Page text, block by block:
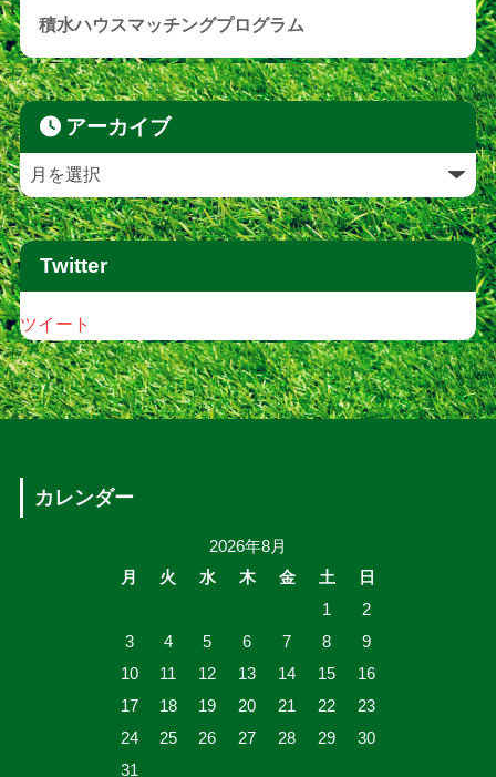
積水ハウスマッチングプログラム
アーカイブ
Twitter
ツイート
カレンダー
2026年8月
月
火 水 木 金 土
日
1
2
3
4 5 6 7 8
9
10
11 12 13 14 15
16
17
18 19 20 21 22
23
24
25 26 27 28 29
30
31